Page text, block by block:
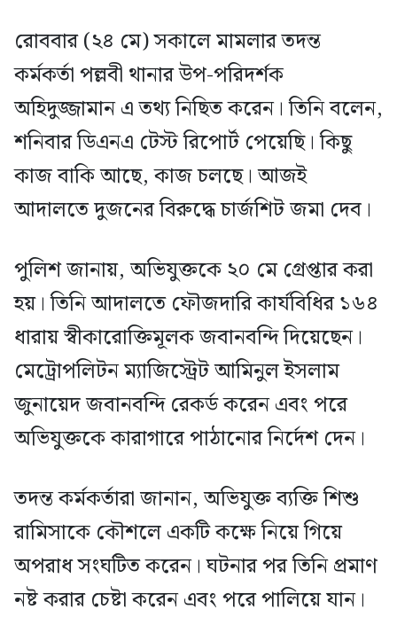
রোববার (২৪ মে) সকালে মামলার তদন্ত
কর্মকর্তা পল্লবী থানার উপ-পরিদর্শক
অহিদুজ্জামান এ তথ্য নিছিত করেন। তিনি বলেন,
শনিবার ডিএনএ টেস্ট রিপোর্ট পেয়েছি। কিছু
কাজ বাকি আছে, কাজ চলছে। আজই
আদালতে দুজনের বিরুদ্ধে চার্জশিট জমা দেব।
পুলিশ জানায়, অভিযুক্তকে ২০ মে গ্রেপ্তার করা
হয়। তিনি আদালতে ফৌজদারি কার্যবিধির ১৬৪
ধারায় স্বীকারোক্তিমূলক জবানবন্দি দিয়েছেন।
মেট্রোপলিটন ম্যাজিস্ট্রেট আমিনুল ইসলাম
জুনায়েদ জবানবন্দি রেকর্ড করেন এবং পরে
অভিযুক্তকে কারাগারে পাঠানোর নির্দেশ দেন।
তদন্ত কর্মকর্তারা জানান, অভিযুক্ত ব্যক্তি শিশু
রামিসাকে কৌশলে একটি কক্ষে নিয়ে গিয়ে
অপরাধ সংঘটিত করেন। ঘটনার পর তিনি প্রমাণ
নষ্ট করার চেষ্টা করেন এবং পরে পালিয়ে যান।